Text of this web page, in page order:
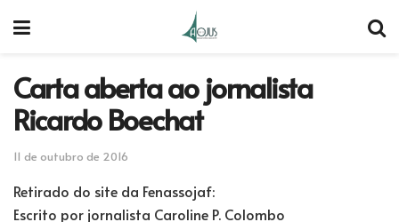
Carta aberta ao jornalista
Ricardo Boechat
11 de outubro de 2016
Retirado do site da Fenassojaf:
Escrito por jornalista Caroline P. Colombo